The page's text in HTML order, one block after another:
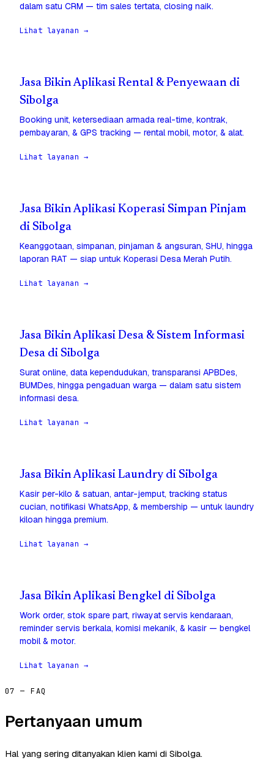
dalam satu CRM — tim sales tertata, closing naik.
Lihat layanan →
Jasa Bikin Aplikasi Rental & Penyewaan di
Sibolga
Booking unit, ketersediaan armada real-time, kontrak,
pembayaran, & GPS tracking — rental mobil, motor, & alat.
Lihat layanan →
Jasa Bikin Aplikasi Koperasi Simpan Pinjam
di Sibolga
Keanggotaan, simpanan, pinjaman & angsuran, SHU, hingga
laporan RAT — siap untuk Koperasi Desa Merah Putih.
Lihat layanan →
Jasa Bikin Aplikasi Desa & Sistem Informasi
Desa di Sibolga
Surat online, data kependudukan, transparansi APBDes,
BUMDes, hingga pengaduan warga — dalam satu sistem
informasi desa.
Lihat layanan →
Jasa Bikin Aplikasi Laundry di Sibolga
Kasir per-kilo & satuan, antar-jemput, tracking status
cucian, notifikasi WhatsApp, & membership — untuk laundry
kiloan hingga premium.
Lihat layanan →
Jasa Bikin Aplikasi Bengkel di Sibolga
Work order, stok spare part, riwayat servis kendaraan,
reminder servis berkala, komisi mekanik, & kasir — bengkel
mobil & motor.
Lihat layanan →
07 — FAQ
Pertanyaan umum
Hal yang sering ditanyakan klien kami di Sibolga.